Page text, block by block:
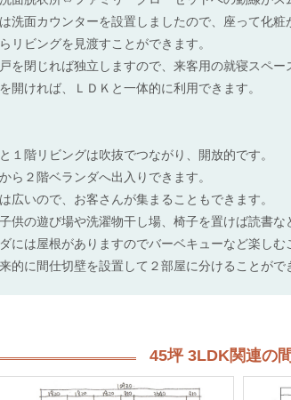
洗面カウンターを設置しましたので、座って化粧
リビングを見渡すことができます。
を閉じれば独立しますので、来客用の就寝スペー
開ければ、ＬＤＫと一体的に利用できます。
１階リビングは吹抜でつながり、開放的です。
ら２階ベランダへ出入りできます。
広いので、お客さんが集まることもできます。
供の遊び場や洗濯物干し場、椅子を置けば読書
には屋根がありますのでバーベキューなど楽しむ
的に間仕切壁を設置して２部屋に分けることがで
45坪 3LDK関連の